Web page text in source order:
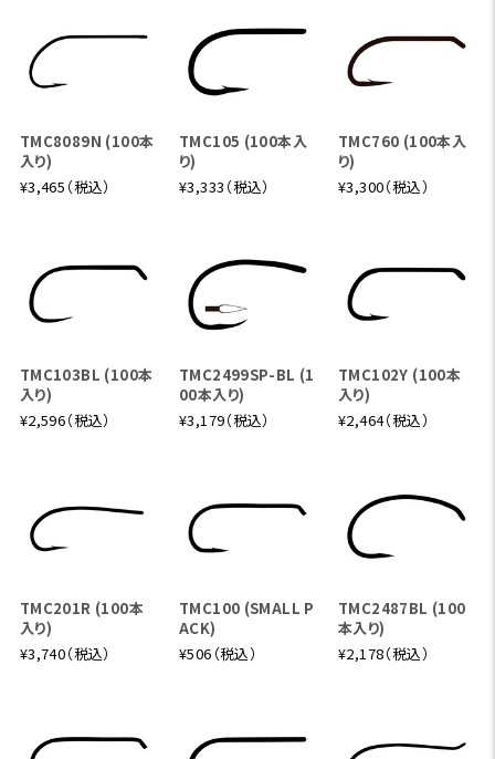
TMC8089N (100本
入り)
¥3,465（税込）
TMC105 (100本入
り)
¥3,333（税込）
TMC760 (100本入
り)
¥3,300（税込）
TMC103BL (100本
入り)
¥2,596（税込）
TMC2499SP-BL (1
00本入り)
¥3,179（税込）
TMC102Y (100本
入り)
¥2,464（税込）
TMC201R (100本
入り)
¥3,740（税込）
TMC100 (SMALL P
ACK)
¥506（税込）
TMC2487BL (100
本入り)
¥2,178（税込）